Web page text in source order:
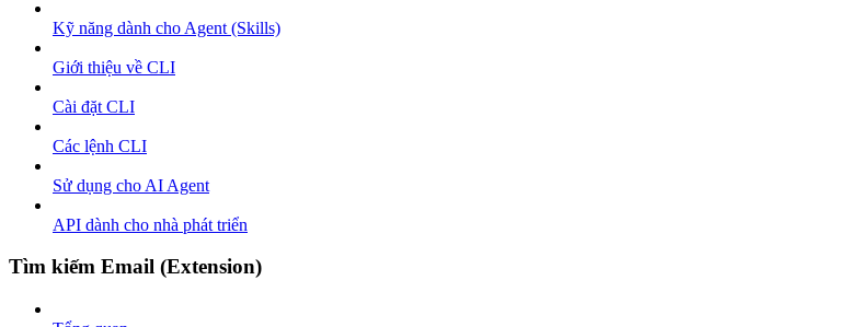
Kỹ năng dành cho Agent (Skills)
Giới thiệu về CLI
Cài đặt CLI
Các lệnh CLI
Sử dụng cho AI Agent
API dành cho nhà phát triển
Tìm kiếm Email (Extension)